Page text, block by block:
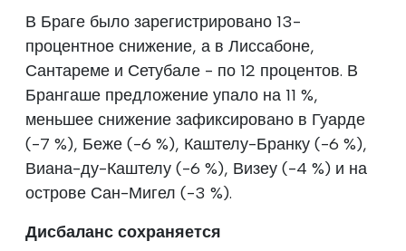
В Браге было зарегистрировано 13-
процентное снижение, а в Лиссабоне,
Сантареме и Сетубале - по 12 процентов. В
Брангаше предложение упало на 11 %,
меньшее снижение зафиксировано в Гуарде
(-7 %), Беже (-6 %), Каштелу-Бранку (-6 %),
Виана-ду-Каштелу (-6 %), Визеу (-4 %) и на
острове Сан-Мигел (-3 %).
Дисбаланс сохраняется